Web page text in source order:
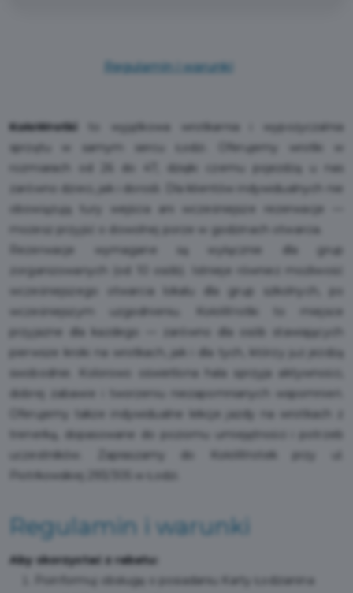
Regulamin i warunki
KołoWrotki
to wyjątkowa wrotkarnia i wypożyczalnia
sprzętu w samym sercu Łodzi. Oferujemy wrotki w
rozmiarach od 26 do 47, dzięki czemu pojeżdżą u nas
zarówno dzieci, jak i dorośli. Dla klientów indywidualnych nie
obowiązują tury wejścia ani wcześniejsze rezerwacje —
możesz przyjść o dowolnej porze w godzinach otwarcia.
Rezerwacje wymagane są wyłącznie dla grup
zorganizowanych (od 10 osób). Istnieje również możliwość
wcześniejszego otwarcia lokalu dla grup szkolnych, po
wcześniejszym uzgodnieniu. KołoWrotki to miejsce
przyjazne dla każdego — zarówno dla osób stawiających
pierwsze kroki na wrotkach, jak i dla tych, którzy już jeżdżą
swobodnie. Kolorowo oświetlona hala sprzyja aktywności,
dobrej zabawie i tworzeniu niezapomnianych wspomnień.
Oferujemy także indywidualne lekcje jazdy na wrotkach z
trenerką, dopasowane do poziomu umiejętności i potrzeb
uczestników. Zapraszamy do KołoWrotek przy ul.
Piotrkowskiej 293/305 w Łodzi.
Regulamin i warunki
Aby skorzystać z rabatu:
Poinformuj obsługę o posiadaniu Karty Łodzianina